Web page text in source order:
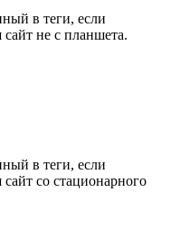
в теги, если
сайт не с планшета.
в теги, если
со стационарного